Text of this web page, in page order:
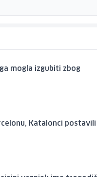
mogla izgubiti zbog
Katalonci postavili